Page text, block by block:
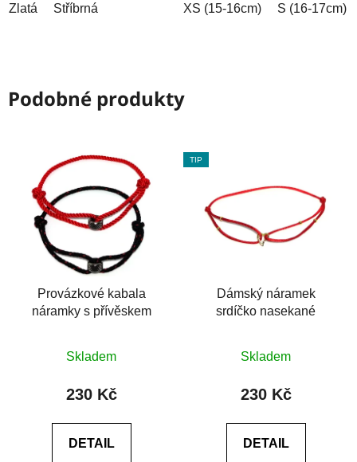
Zlatá Stříbrná XS (15-16cm) S (16-17cm)
Podobné produkty
Provázkové kabala
náramky s přívěskem
Skladem
230 Kč
DETAIL
TIP
Dámský náramek
srdíčko nasekané
Skladem
230 Kč
DETAIL